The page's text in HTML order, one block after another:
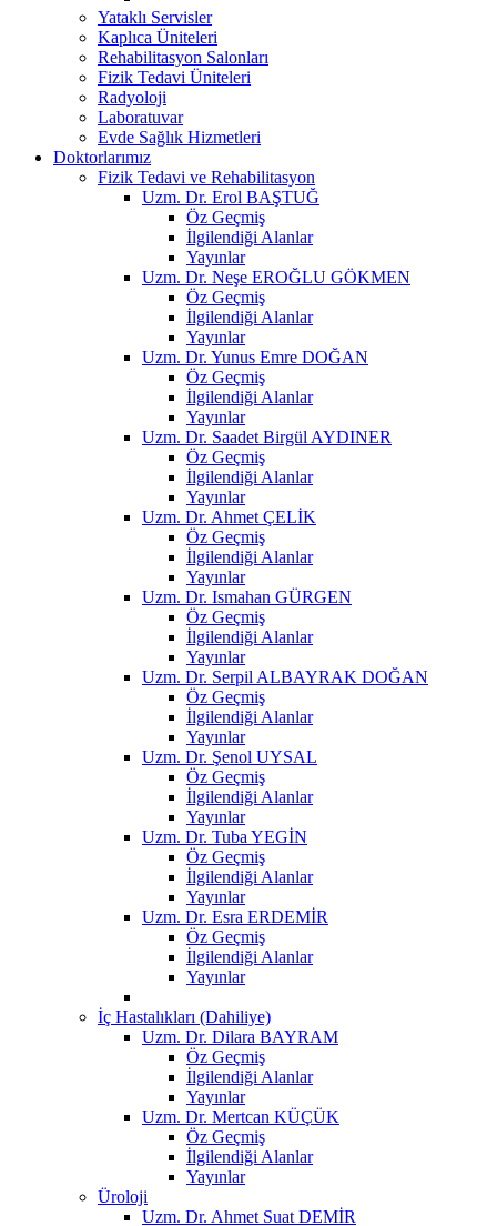
Yataklı Servisler
Kaplıca Üniteleri
Rehabilitasyon Salonları
Fizik Tedavi Üniteleri
Radyoloji
Laboratuvar
Evde Sağlık Hizmetleri
Doktorlarımız
Fizik Tedavi ve Rehabilitasyon
Uzm. Dr. Erol BAŞTUĞ
Öz Geçmiş
İlgilendiği Alanlar
Yayınlar
Uzm. Dr. Neşe EROĞLU GÖKMEN
Öz Geçmiş
İlgilendiği Alanlar
Yayınlar
Uzm. Dr. Yunus Emre DOĞAN
Öz Geçmiş
İlgilendiği Alanlar
Yayınlar
Uzm. Dr. Saadet Birgül AYDINER
Öz Geçmiş
İlgilendiği Alanlar
Yayınlar
Uzm. Dr. Ahmet ÇELİK
Öz Geçmiş
İlgilendiği Alanlar
Yayınlar
Uzm. Dr. Ismahan GÜRGEN
Öz Geçmiş
İlgilendiği Alanlar
Yayınlar
Uzm. Dr. Serpil ALBAYRAK DOĞAN
Öz Geçmiş
İlgilendiği Alanlar
Yayınlar
Uzm. Dr. Şenol UYSAL
Öz Geçmiş
İlgilendiği Alanlar
Yayınlar
Uzm. Dr. Tuba YEGİN
Öz Geçmiş
İlgilendiği Alanlar
Yayınlar
Uzm. Dr. Esra ERDEMİR
Öz Geçmiş
İlgilendiği Alanlar
Yayınlar
İç Hastalıkları (Dahiliye)
Uzm. Dr. Dilara BAYRAM
Öz Geçmiş
İlgilendiği Alanlar
Yayınlar
Uzm. Dr. Mertcan KÜÇÜK
Öz Geçmiş
İlgilendiği Alanlar
Yayınlar
Üroloji
Uzm. Dr. Ahmet Suat DEMİR